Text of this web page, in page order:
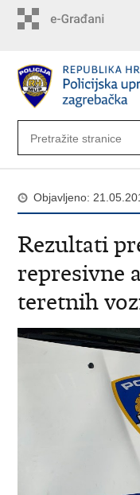
Objavljeno:
Rezultati
represivne
teretnih